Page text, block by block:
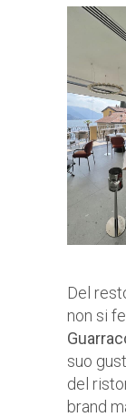
Del
non si
suo
del
brand